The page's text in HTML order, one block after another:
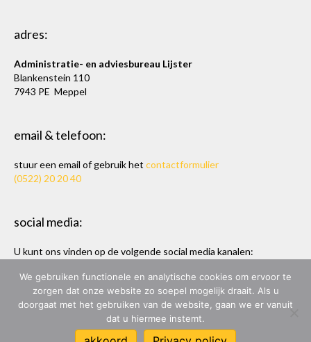
adres:
Administratie- en adviesbureau Lijster
Blankenstein 110
7943 PE Meppel
email & telefoon:
stuur een email of gebruik het contactformulier
(0522) 20 20 40
social media:
U kunt ons vinden op de volgende social media kanalen:
ADMINISTRATIE- & ADVIESBUREAU LIJSTER
We gebruiken functionele en analytische cookies om ervoor te
zorgen dat onze website zo soepel mogelijk draait. Als u
doorgaat met het gebruiken van de website, gaan we er vanuit
dat u hiermee instemt.